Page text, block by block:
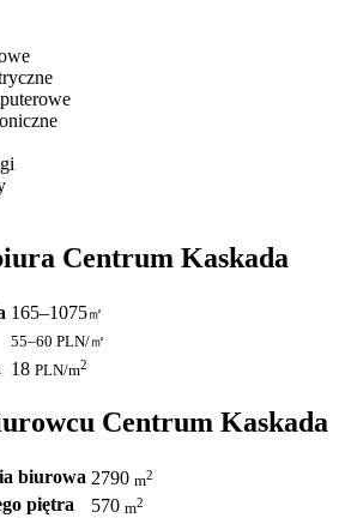
Centrum Kaskada
165–1075㎡
55–60 PLN/㎡
18 PLN/m2
Centrum Kaskada
biurowa 2790 m2
piętra 570 m2